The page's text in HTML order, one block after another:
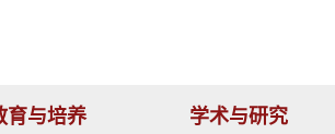
育与培养 学术与研究